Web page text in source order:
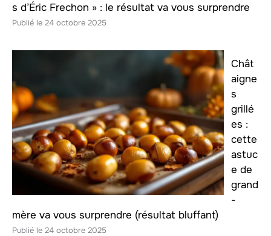
s d’Éric Frechon » : le résultat va vous surprendre
24 octobre 2025
Chât
aigne
s
grillé
es :
cette
astuc
e de
grand
-
mère va vous surprendre (résultat bluffant)
24 octobre 2025